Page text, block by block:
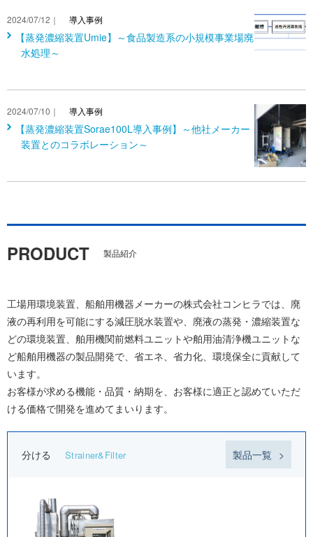
2024/07/12｜ 導入事例
【蒸発濃縮装置Umie】～食品製造系の小規模事業場廃
水処理～
2024/07/10｜ 導入事例
【蒸発濃縮装置Sorae100L導入事例】～他社メーカー
装置とのコラボレーション～
PRODUCT 製品紹介
工場用環境装置、船舶用機器メーカーの株式会社コンヒラでは、廃
液の再利用を可能にする減圧脱水装置や、廃液の蒸発・濃縮装置な
どの環境装置、舶用機関前燃料ユニットや舶用油清浄機ユニットな
ど船舶用機器の製品開発で、省エネ、省力化、環境保全に貢献して
います。
お客様が求める機能・品質・納期を、お客様に適正と認めていただ
ける価格で開発を進めてまいります。
分ける Strainer&Filter 製品一覧